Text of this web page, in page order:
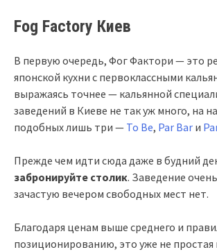
Fog Factory Киев
В первую очередь, Фог Фактори — это
японской кухни с первоклассными
выражаясь точнее — кальянной
заведений в Киеве не так уж много, на
подобных лишь три — To Be, Par Bar и
Прежде чем идти сюда даже в будний
забронируйте столик. Заведение
зачастую вечером свободных мест нет.
Благодаря ценам выше среднего и
позиционированию, это уже не простая